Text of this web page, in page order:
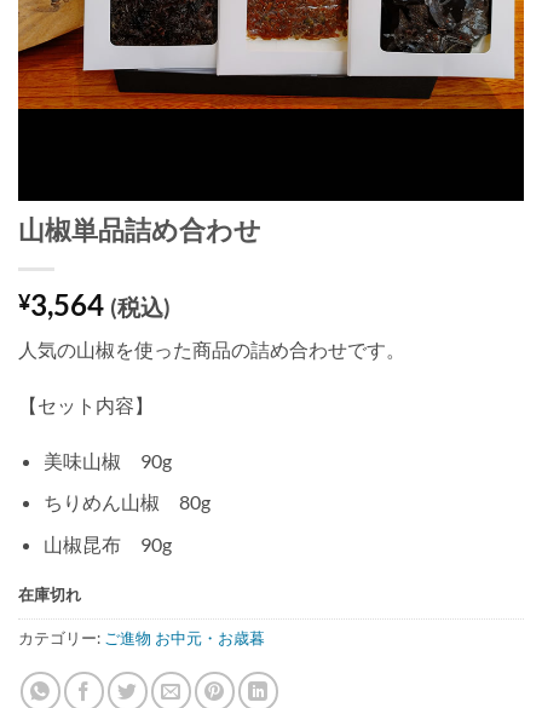
山椒単品詰め合わせ
¥3,564 (税込)
人気の山椒を使った商品の詰め合わせです。
【セット内容】
美味山椒 90g
ちりめん山椒 80g
山椒昆布 90g
在庫切れ
カテゴリー: ご進物 お中元・お歳暮